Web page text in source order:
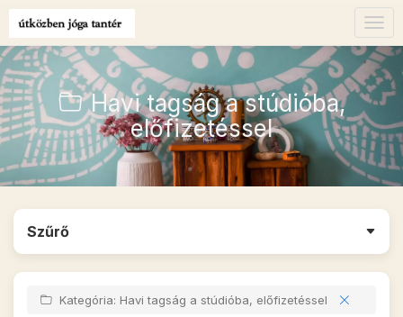
Havi tagság a stúdióba,
előfizetéssel
Szűrő
Kategória: Havi tagság a stúdióba, előfizetéssel